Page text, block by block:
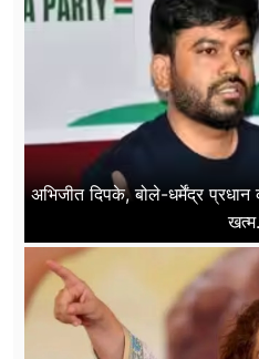
अभिजीत दिपके, बोले-धर्मेंद्र